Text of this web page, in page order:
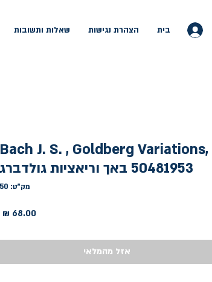
בית הצהרת נגישות שאלות ותשובות
Bach J. S. , Goldberg Variations,
50481953 באך וריאציות גולדברג
מק"ט: 50
אזל מהמלאי